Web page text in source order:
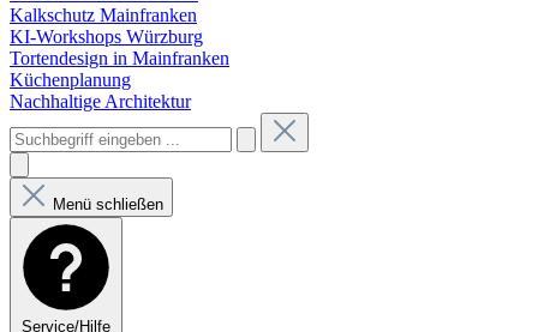
Kalkschutz Mainfranken
KI-Workshops Würzburg
Tortendesign in Mainfranken
Küchenplanung
Nachhaltige Architektur
Menü schließen
Service/Hilfe